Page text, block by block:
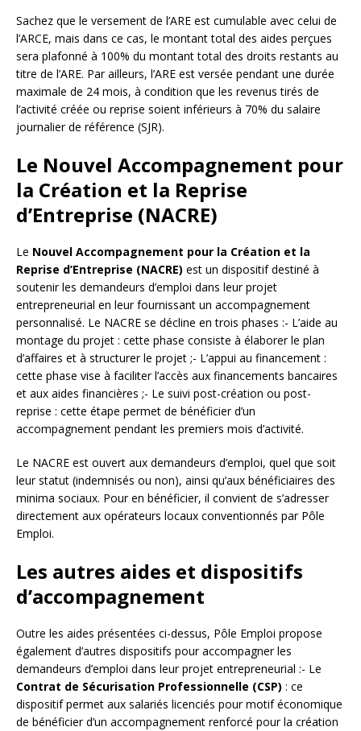
Sachez que le versement de l’ARE est cumulable avec celui de
l’ARCE, mais dans ce cas, le montant total des aides perçues
sera plafonné à 100% du montant total des droits restants au
titre de l’ARE. Par ailleurs, l’ARE est versée pendant une durée
maximale de 24 mois, à condition que les revenus tirés de
l’activité créée ou reprise soient inférieurs à 70% du salaire
journalier de référence (SJR).
Le Nouvel Accompagnement pour
la Création et la Reprise
d’Entreprise (NACRE)
Le Nouvel Accompagnement pour la Création et la
Reprise d’Entreprise (NACRE) est un dispositif destiné à
soutenir les demandeurs d’emploi dans leur projet
entrepreneurial en leur fournissant un accompagnement
personnalisé. Le NACRE se décline en trois phases :- L’aide au
montage du projet : cette phase consiste à élaborer le plan
d’affaires et à structurer le projet ;- L’appui au financement :
cette phase vise à faciliter l’accès aux financements bancaires
et aux aides financières ;- Le suivi post-création ou post-
reprise : cette étape permet de bénéficier d’un
accompagnement pendant les premiers mois d’activité.
Le NACRE est ouvert aux demandeurs d’emploi, quel que soit
leur statut (indemnisés ou non), ainsi qu’aux bénéficiaires des
minima sociaux. Pour en bénéficier, il convient de s’adresser
directement aux opérateurs locaux conventionnés par Pôle
Emploi.
Les autres aides et dispositifs
d’accompagnement
Outre les aides présentées ci-dessus, Pôle Emploi propose
également d’autres dispositifs pour accompagner les
demandeurs d’emploi dans leur projet entrepreneurial :- Le
Contrat de Sécurisation Professionnelle (CSP) : ce
dispositif permet aux salariés licenciés pour motif économique
de bénéficier d’un accompagnement renforcé pour la création